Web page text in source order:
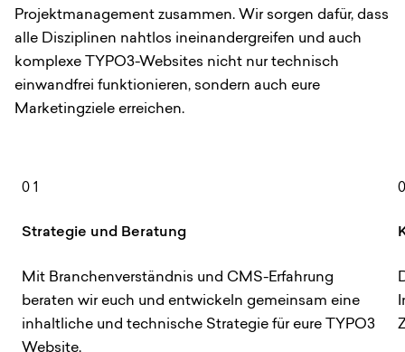
Projektmanagement zusammen. Wir sorgen dafür, dass
alle Disziplinen nahtlos ineinandergreifen und auch
komplexe TYPO3-Websites nicht nur technisch
einwandfrei funktionieren, sondern auch eure
Marketingziele erreichen.
01
Strategie und Beratung
Mit Branchenverständnis und CMS-Erfahrung
beraten wir euch und entwickeln gemeinsam eine
inhaltliche und technische Strategie für eure TYPO3
Website.